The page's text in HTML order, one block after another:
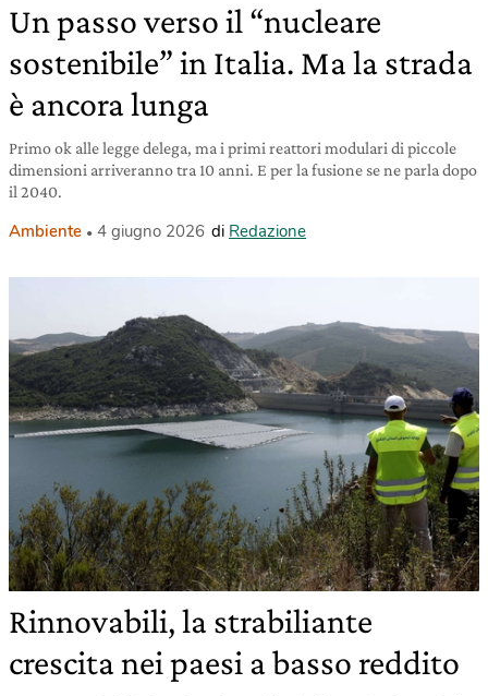
Un passo verso il “nucleare
sostenibile” in Italia. Ma la strada
è ancora lunga
Primo ok alle legge delega, ma i primi reattori modulari di piccole
dimensioni arriveranno tra 10 anni. E per la fusione se ne parla dopo
il 2040.
Ambiente 4 giugno 2026 di Redazione
Rinnovabili, la strabiliante
crescita nei paesi a basso reddito